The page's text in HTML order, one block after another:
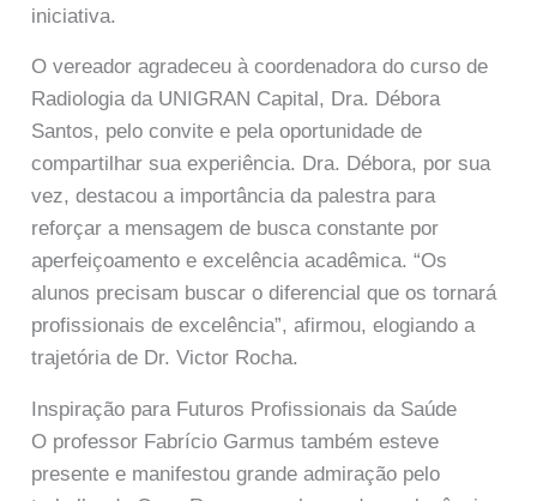
iniciativa.
O vereador agradeceu à coordenadora do curso de
Radiologia da UNIGRAN Capital, Dra. Débora
Santos, pelo convite e pela oportunidade de
compartilhar sua experiência. Dra. Débora, por sua
vez, destacou a importância da palestra para
reforçar a mensagem de busca constante por
aperfeiçoamento e excelência acadêmica. “Os
alunos precisam buscar o diferencial que os tornará
profissionais de excelência”, afirmou, elogiando a
trajetória de Dr. Victor Rocha.
Inspiração para Futuros Profissionais da Saúde
O professor Fabrício Garmus também esteve
presente e manifestou grande admiração pelo